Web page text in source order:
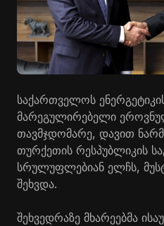
საქართველოს
მარეგულირებელი
თავმჯდომარე, დავით
თურქეთის რესპუბლიკის
სრულუფლებიან ელჩს,
შეხვდა.
შეხვედრაზე მხარეებმა